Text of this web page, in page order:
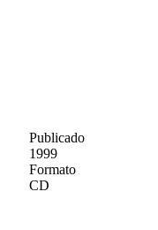
Publicado
1999
Formato
CD